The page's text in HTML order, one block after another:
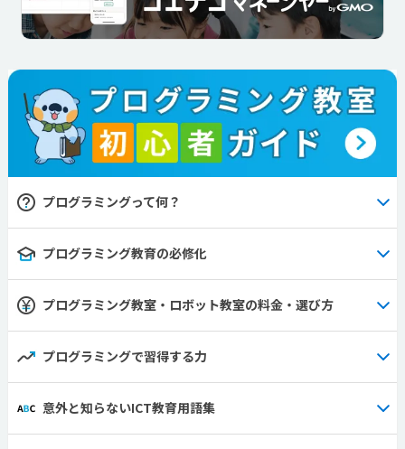
プログラミングって何？
プログラミング教育の必修化
プログラミング教室・ロボット教室の料金・選び方
プログラミングで習得する力
意外と知らないICT教育用語集